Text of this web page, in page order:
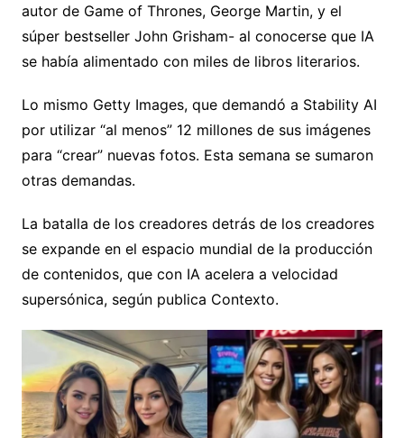
autor de Game of Thrones, George Martin, y el
súper bestseller John Grisham- al conocerse que IA
se había alimentado con miles de libros literarios.
Lo mismo Getty Images, que demandó a Stability AI
por utilizar “al menos” 12 millones de sus imágenes
para “crear” nuevas fotos. Esta semana se sumaron
otras demandas.
La batalla de los creadores detrás de los creadores
se expande en el espacio mundial de la producción
de contenidos, que con IA acelera a velocidad
supersónica, según publica Contexto.